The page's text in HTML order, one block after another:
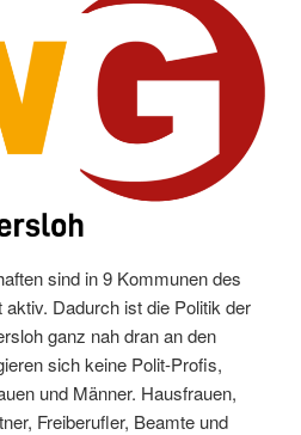
sind in 9 Kommunen des
Dadurch ist die Politik der
ganz nah dran an den
sich keine Polit-Profis,
und Männer. Hausfrauen,
Freiberufler, Beamte und